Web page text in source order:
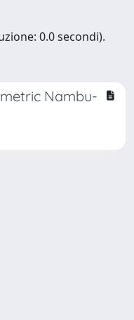
0.0 secondi).
Nambu-